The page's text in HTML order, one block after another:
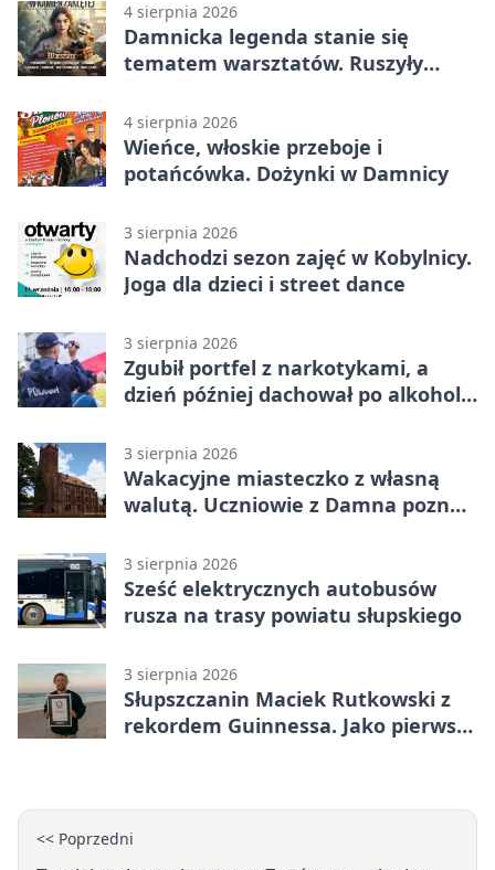
4 sierpnia 2026
Damnicka legenda stanie się
tematem warsztatów. Ruszyły
4 sierpnia 2026
Wieńce, włoskie przeboje i
potańcówka. Dożynki w Damnicy
3 sierpnia 2026
Nadchodzi sezon zajęć w Kobylnicy.
Joga dla dzieci i street dance
3 sierpnia 2026
Zgubił portfel z narkotykami, a
dzień później dachował po alkoholu
3 sierpnia 2026
Wakacyjne miasteczko z własną
walutą. Uczniowie z Damna poznali
3 sierpnia 2026
Sześć elektrycznych autobusów
rusza na trasy powiatu słupskiego
3 sierpnia 2026
Słupszczanin Maciek Rutkowski z
rekordem Guinnessa. Jako pierwszy
<< Poprzedni